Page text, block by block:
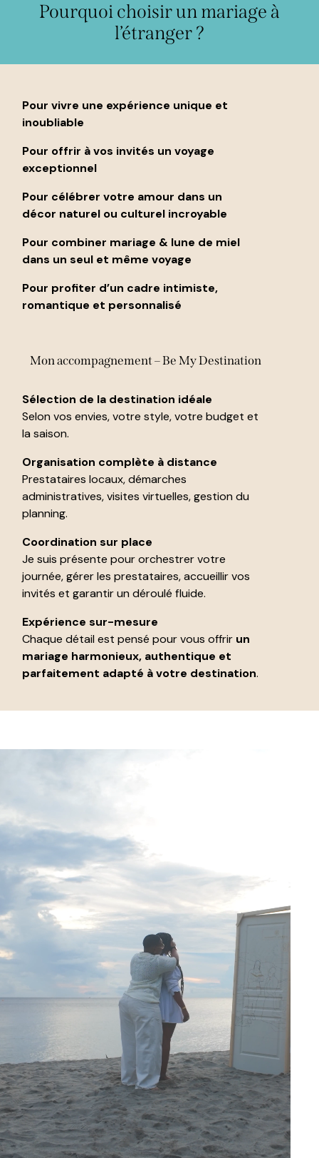
Pourquoi choisir un mariage à
l’étranger ?
Pour vivre une expérience unique et
inoubliable
Pour offrir à vos invités un voyage
exceptionnel
Pour célébrer votre amour dans un
décor naturel ou culturel incroyable
Pour combiner mariage & lune de miel
dans un seul et même voyage
Pour profiter d’un cadre intimiste,
romantique et personnalisé
Mon accompagnement – Be My Destination
Sélection de la destination idéale
Selon vos envies, votre style, votre budget et
la saison.
Organisation complète à distance
Prestataires locaux, démarches
administratives, visites virtuelles, gestion du
planning.
Coordination sur place
Je suis présente pour orchestrer votre
journée, gérer les prestataires, accueillir vos
invités et garantir un déroulé fluide.
Expérience sur-mesure
Chaque détail est pensé pour vous offrir un
mariage harmonieux, authentique et
parfaitement adapté à votre destination.